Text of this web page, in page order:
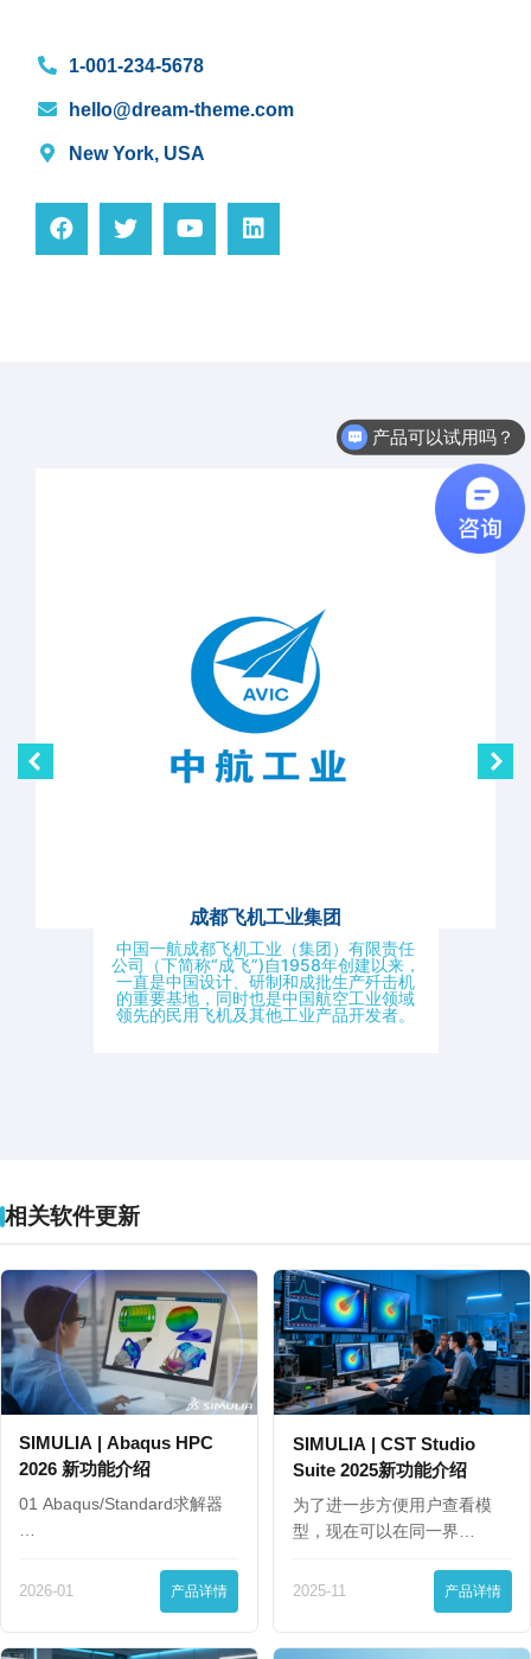
1-001-234-5678
hello@dream-theme.com
New York, USA
成都飞机工业集团
中国一航成都飞机工业（集团）有限责任
公司（下简称“成飞”)自1958年创建以来，
一直是中国设计、研制和成批生产歼击机
的重要基地，同时也是中国航空工业领域
领先的民用飞机及其他工业产品开发者。
相关软件更新
SIMULIA | Abaqus HPC
2026 新功能介绍
01 Abaqus/Standard求解器
…
2026-01 产品详情
SIMULIA | CST Studio
Suite 2025新功能介绍
为了进一步方便用户查看模
型，现在可以在同一界…
2025-11 产品详情
产品可以试用吗？